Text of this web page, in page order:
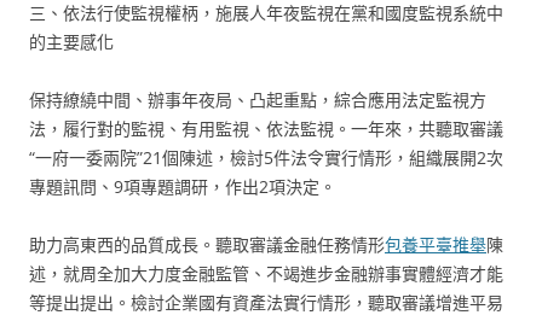
三、依法行使監視權柄，施展人年夜監視在黨和國度監視系統中
的主要感化
保持繚繞中間、辦事年夜局、凸起重點，綜合應用法定監視方
法，履行對的監視、有用監視、依法監視。一年來，共聽取審議
“一府一委兩院”21個陳述，檢討5件法令實行情形，組織展開2次
專題訊問、9項專題調研，作出2項決定。
助力高東西的品質成長。聽取審議金融任務情形包養平臺推舉陳
述，就周全加大力度金融監管、不竭進步金融辦事實體經濟才能
等提出提出。檢討企業國有資產法實行情形，聽取審議增進平易